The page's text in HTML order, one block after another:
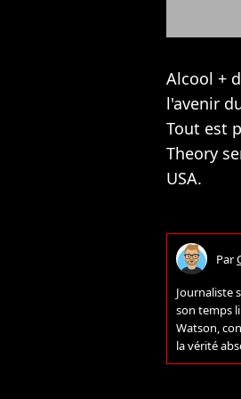
Alcool +
l'avenir
Tout est
Theory
USA.
Par
Journaliste
son temps
Watson,
la vérité